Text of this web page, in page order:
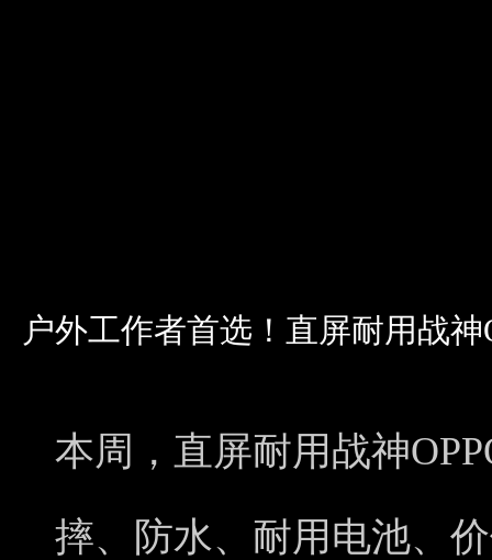
户外工作者首选！直屏耐用战神
本周，直屏耐用战神
摔、防水、耐用电池、